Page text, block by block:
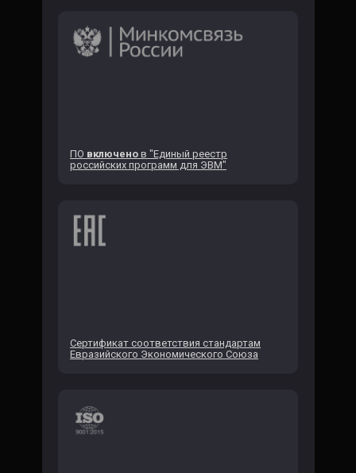
Сертификат соответствия стандартам
Евразийского Экономического Союза
ПО включено в "Единый реестр
российских программ для ЭВМ"